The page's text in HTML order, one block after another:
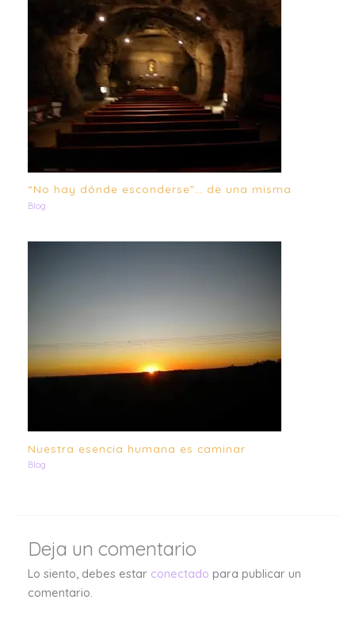
“No hay dónde esconderse”… de una misma
Blog
Nuestra esencia humana es caminar
Blog
Deja un comentario
Lo siento, debes estar conectado para publicar un
comentario.